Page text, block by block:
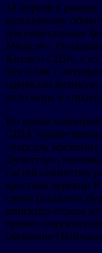
18 апреля в
культурному
документальные
Мидуэй».
Китая и США, с их
бок о бок с
одержали великую
дело мира и
Во время
США торжественно
«капсулу
Дулиттла»,
гостей совместно
крестьян деревни
сцене раздались
директор отдела
привез
обещание